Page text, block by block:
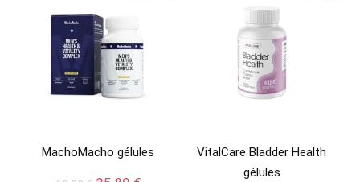
MachoMacho gélules
VitalCare Bladder Health
gélules